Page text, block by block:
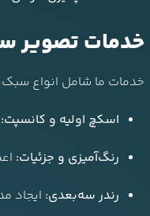
خدمات تصویر
خدمات ما شامل انواع
اسکچ اولیه و کانسپت:
رنگ‌آمیزی و جزئیات:
رندر سه‌بعدی: ایجاد